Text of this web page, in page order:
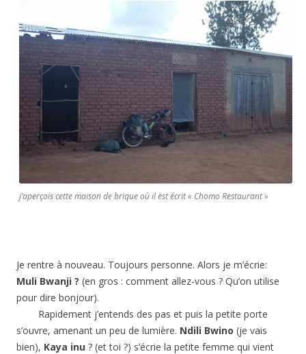
j’aperçois cette maison de brique où il est écrit « Chomo Restaurant »
Je rentre à nouveau. Toujours personne. Alors je m’écrie:
Muli Bwanji ? (en gros : comment allez-vous ? Qu’on utilise
pour dire bonjour).
Rapidement j’entends des pas et puis la petite porte
s’ouvre, amenant un peu de lumière. Ndili Bwino (je vais
bien), Kaya inu ? (et toi ?) s’écrie la petite femme qui vient